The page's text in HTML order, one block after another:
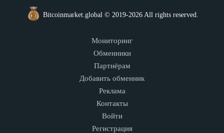
Bitcoinmarket.global © 2019-2026 All rights reserved.
Мониторинг
Обменники
Партнёрам
Добавить обменник
Реклама
Контакты
Войти
Регистрация